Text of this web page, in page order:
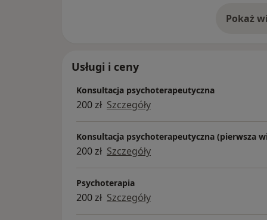
Pokaż o
Usługi i ceny
Konsultacja psychoterapeutyczna
200 zł Szczegóły
Konsultacja psychoterapeutyczna (pierwsza
200 zł Szczegóły
Psychoterapia
200 zł Szczegóły